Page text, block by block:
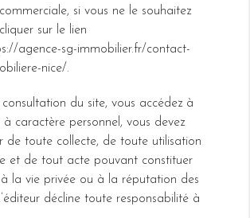
si vous ne le souhaitez
sur le lien
agence-sg-immobilier.fr/contact-
nice/.
du site, vous accédez à
à caractère personnel, vous devez
de toute collecte, de toute utilisation
et de tout acte pouvant constituer
la vie privée ou à la réputation des
décline toute responsabilité à